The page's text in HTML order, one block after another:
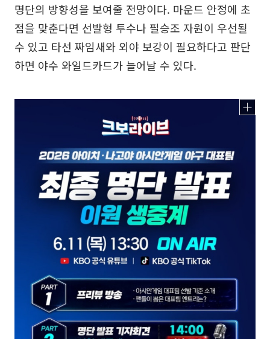
명단의 방향성을 보여줄 전망이다. 마운드 안정에 초
점을 맞춘다면 선발형 투수나 필승조 자원이 우선될
수 있고 타선 짜임새와 외야 보강이 필요하다고 판단
하면 야수 와일드카드가 늘어날 수 있다.